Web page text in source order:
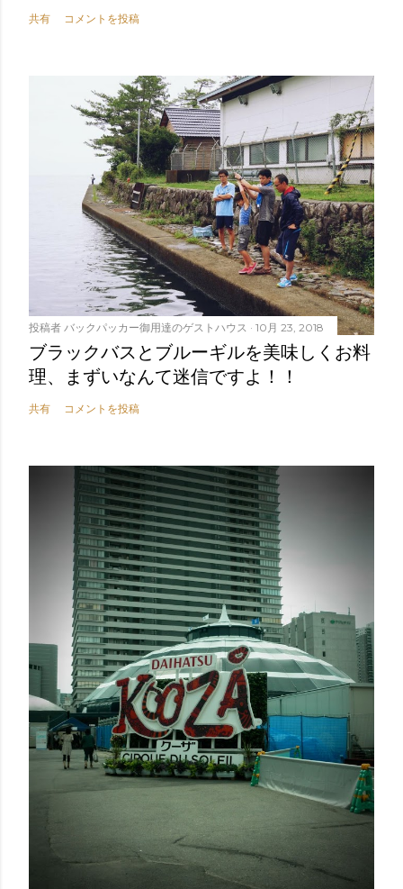
共有 コメントを投稿
投稿者 バックパッカー御用達のゲストハウス 10月 23, 2018
ブラックバスとブルーギルを美味しくお料
理、まずいなんて迷信ですよ！！
共有 コメントを投稿